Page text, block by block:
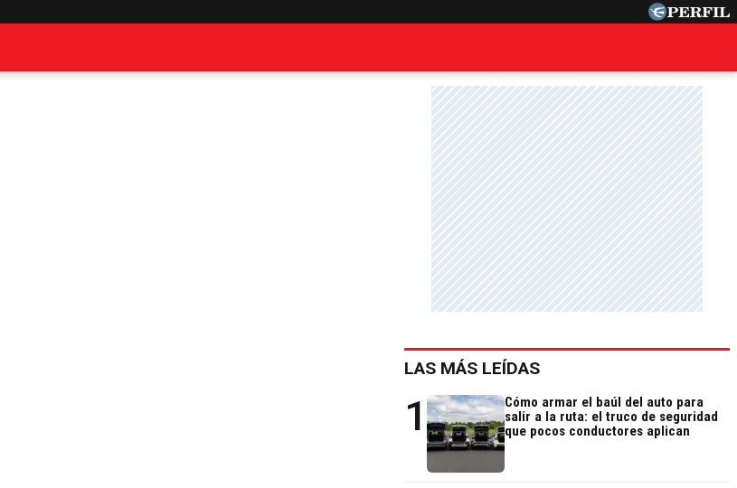
LAS MÁS LEÍDAS
1
Cómo armar el baúl del auto para
salir a la ruta: el truco de seguridad
que pocos conductores aplican